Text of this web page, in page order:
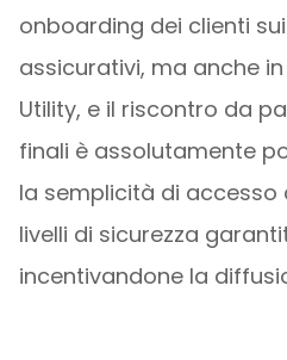
onboarding dei clienti
assicurativi, ma anche
Utility, e il riscontro da
finali è assolutamente
la semplicità di accesso
livelli di sicurezza
incentivandone la